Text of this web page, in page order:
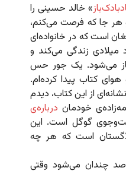
» خالد حسینی را
هر جا که فرصت می‌کنم،
است که در خانواده‌ای
میلادی زندگی می‌کند و
می‌شود. یک جور حس
کتاب پیدا کرده‌ام.
از این کتاب، دیدم
خودمان درباره‌ی
گوگل است. این
است که هر چه
صد چندان می‌شود وقتی